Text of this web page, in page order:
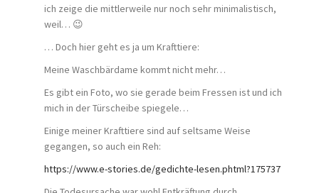
ich zeige die mittlerweile nur noch sehr minimalistisch,
weil… 😉
… Doch hier geht es ja um Krafttiere:
Meine Waschbärdame kommt nicht mehr…
Es gibt ein Foto, wo sie gerade beim Fressen ist und ich
mich in der Türscheibe spiegele…
Einige meiner Krafttiere sind auf seltsame Weise
gegangen, so auch ein Reh:
https://www.e-stories.de/gedichte-lesen.phtml?175737